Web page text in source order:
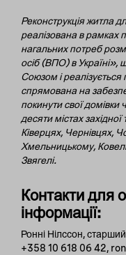
Реконструкція житла
реалізована в рамках
нагальних потреб
осіб (ВПО) в Україні»,
Союзом і
спрямована на
покинути свої домівки
десяти містах
Ківерцях, Чернівцях,
Хмельницькому,
Звягелі.
Контакти для
інформації:
Ронні Нілссон,
+358 10 618 06 42,